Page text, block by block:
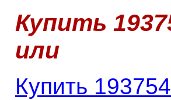
Купить
или
Купить